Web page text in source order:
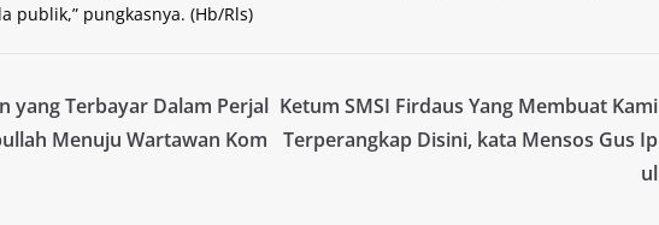
publik,” pungkasnya. (Hb/Rls)
yang Terbayar Dalam Perjal
Menuju Wartawan Kom
Ketum SMSI Firdaus Yang Membuat Kami
Terperangkap Disini, kata Mensos Gus Ip
ul